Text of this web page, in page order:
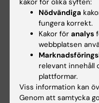
Anna
Telefon:
+46852483770
E-post:
anna.hellstrom@ki.se
kakor för olika syften:
Nödvändiga
fungera korrekt.
Kakor för analys
webbplatsen
relevant innehåll
plattformar.
Viss information kan
Genom att samtycka